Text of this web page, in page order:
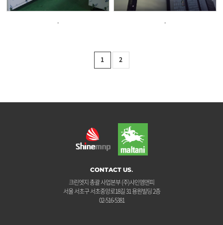
. .
1 2
CONTACT US.
크린엣지 총괄 사업본부 (주)샤인엠앤피
서울 서초구 서초중앙로18길 31 용원빌딩 2층
02-516-5381